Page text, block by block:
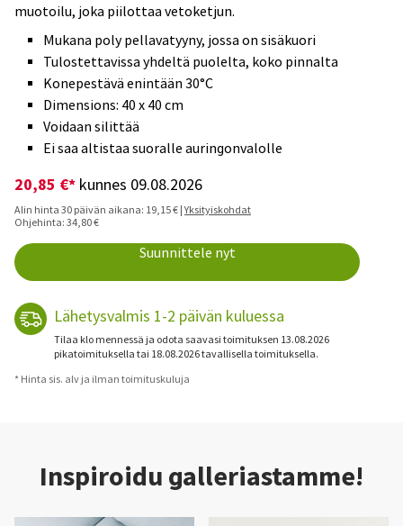
muotoilu, joka piilottaa vetoketjun.
Mukana poly pellavatyyny, jossa on sisäkuori
Tulostettavissa yhdeltä puolelta, koko pinnalta
Konepestävä enintään 30°C
Dimensions: 40 x 40 cm
Voidaan silittää
Ei saa altistaa suoralle auringonvalolle
20,85 €* kunnes 09.08.2026
Alin hinta 30 päivän aikana: 19,15 € |Yksityiskohdat
Ohjehinta: 34,80 €
Suunnittele nyt
Lähetysvalmis 1-2 päivän kuluessa
Tilaa klo mennessä ja odota saavasi toimituksen 13.08.2026
pikatoimituksella tai 18.08.2026 tavallisella toimituksella.
* Hinta sis. alv ja ilman toimituskuluja
Inspiroidu galleriastamme!